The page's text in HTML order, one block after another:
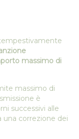
massimo di
massimo di
è
successivi alle
una correzione dei